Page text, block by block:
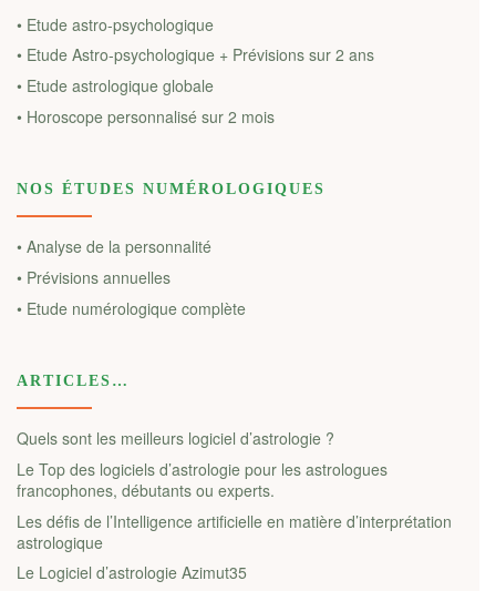
• Etude astro-psychologique
• Etude Astro-psychologique + Prévisions sur 2 ans
• Etude astrologique globale
• Horoscope personnalisé sur 2 mois
NOS ÉTUDES NUMÉROLOGIQUES
• Analyse de la personnalité
• Prévisions annuelles
• Etude numérologique complète
ARTICLES…
Quels sont les meilleurs logiciel d’astrologie ?
Le Top des logiciels d’astrologie pour les astrologues
francophones, débutants ou experts.
Les défis de l’Intelligence artificielle en matière d’interprétation
astrologique
Le Logiciel d’astrologie Azimut35